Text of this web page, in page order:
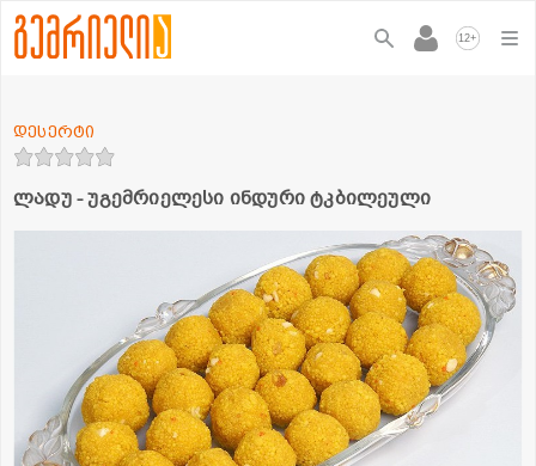
12+
ლადუ - უგემრიელესი ინდური ტკბილეული
დესერტი